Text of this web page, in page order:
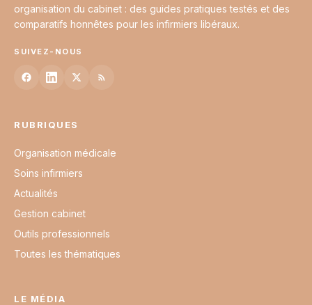
organisation du cabinet : des guides pratiques testés et des
comparatifs honnêtes pour les infirmiers libéraux.
SUIVEZ-NOUS
RUBRIQUES
Organisation médicale
Soins infirmiers
Actualités
Gestion cabinet
Outils professionnels
Toutes les thématiques
LE MÉDIA